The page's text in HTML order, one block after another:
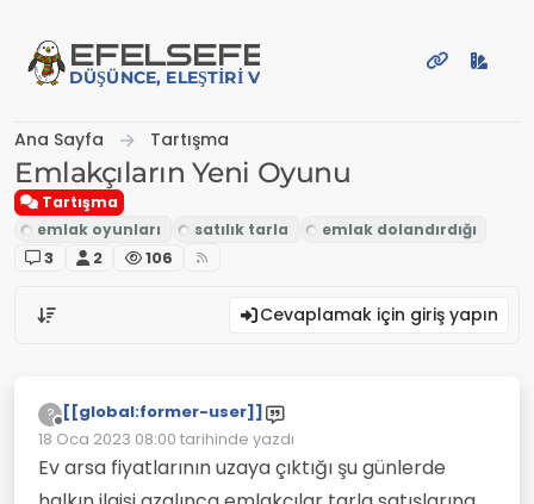
EFELSEFE
DÜŞÜNCE, ELEŞTIRI VE PAYLAŞIM PLATFORMU
Ana Sayfa Tartışma
Emlakçıların Yeni Oyunu
Tartışma
3 2 106
Cevaplamak için giriş yapın
?
Çevrimdışı
[[global:former-user]]
18 Oca 2023 08:00 tarihinde yazdı
Son düzenleyen:
Ev arsa fiyatlarının uzaya çıktığı şu günlerde